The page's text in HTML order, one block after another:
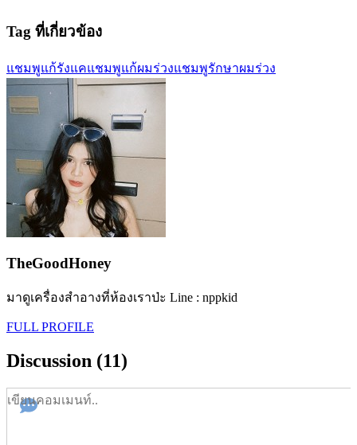
Tag ที่เกี่ยวข้อง
แชมพูแก้รังแคแชมพูแก้ผมร่วงแชมพูรักษาผมร่วง
TheGoodHoney
มาดูเครื่องสำอางที่ห้องเราป่ะ Line : nppkid
FULL PROFILE
Discussion (11)